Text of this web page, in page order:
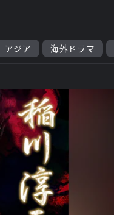
アジア 海外ドラマ